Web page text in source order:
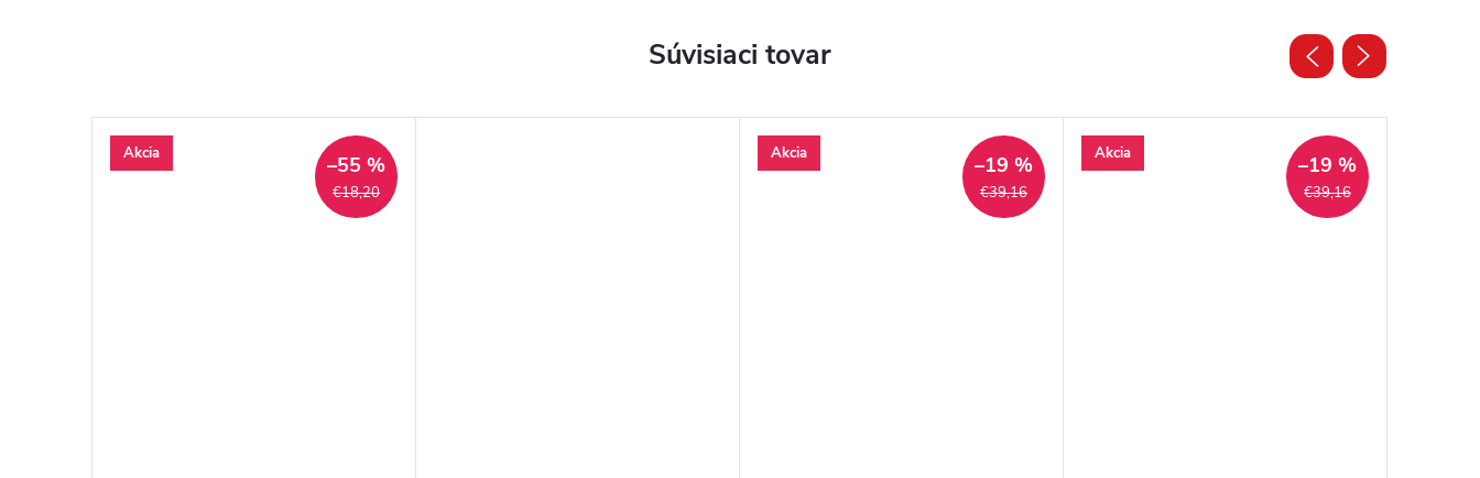
Súvisiaci tovar
Akcia
€18,20
–55 % Akcia
€39,16
–19 % Akcia
€39,16
–19 %